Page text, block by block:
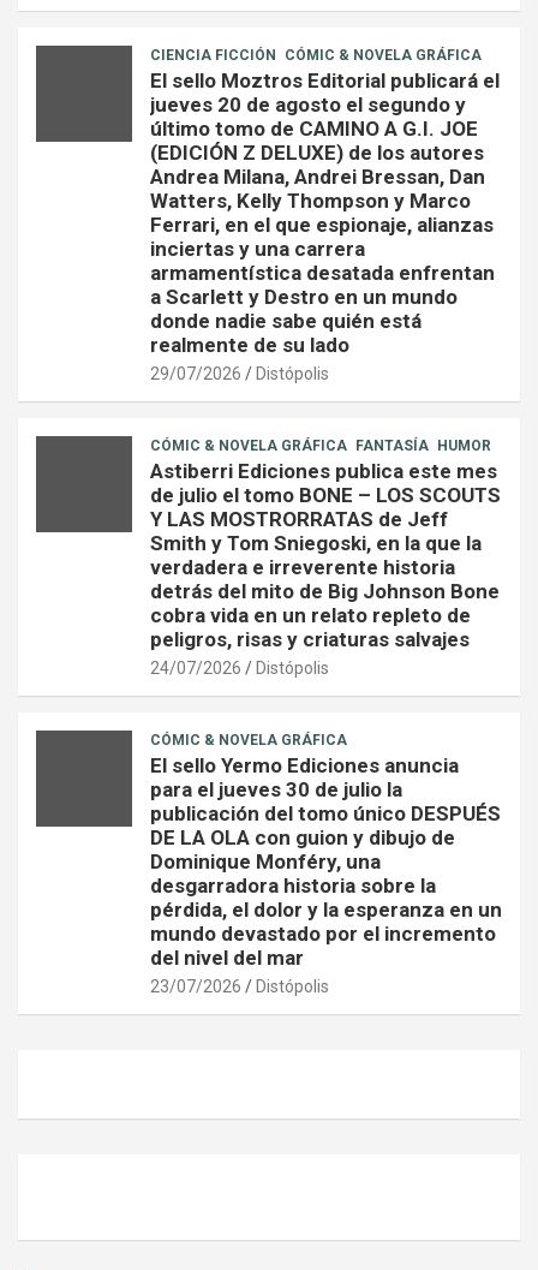
CIENCIA FICCIÓN CÓMIC & NOVELA GRÁFICA
El sello Moztros Editorial publicará el
jueves 20 de agosto el segundo y
último tomo de CAMINO A G.I. JOE
(EDICIÓN Z DELUXE) de los autores
Andrea Milana, Andrei Bressan, Dan
Watters, Kelly Thompson y Marco
Ferrari, en el que espionaje, alianzas
inciertas y una carrera
armamentística desatada enfrentan
a Scarlett y Destro en un mundo
donde nadie sabe quién está
realmente de su lado
29/07/2026 Distópolis
CÓMIC & NOVELA GRÁFICA FANTASÍA HUMOR
Astiberri Ediciones publica este mes
de julio el tomo BONE – LOS SCOUTS
Y LAS MOSTRORRATAS de Jeff
Smith y Tom Sniegoski, en la que la
verdadera e irreverente historia
detrás del mito de Big Johnson Bone
cobra vida en un relato repleto de
peligros, risas y criaturas salvajes
24/07/2026 Distópolis
CÓMIC & NOVELA GRÁFICA
El sello Yermo Ediciones anuncia
para el jueves 30 de julio la
publicación del tomo único DESPUÉS
DE LA OLA con guion y dibujo de
Dominique Monféry, una
desgarradora historia sobre la
pérdida, el dolor y la esperanza en un
mundo devastado por el incremento
del nivel del mar
23/07/2026 Distópolis